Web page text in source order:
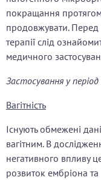
покращання
продовжувати. Перед
терапії слід
медичного
Застосування у
Вагітність
Існують обмежені
вагітним. В
негативного впливу
розвиток ембріона